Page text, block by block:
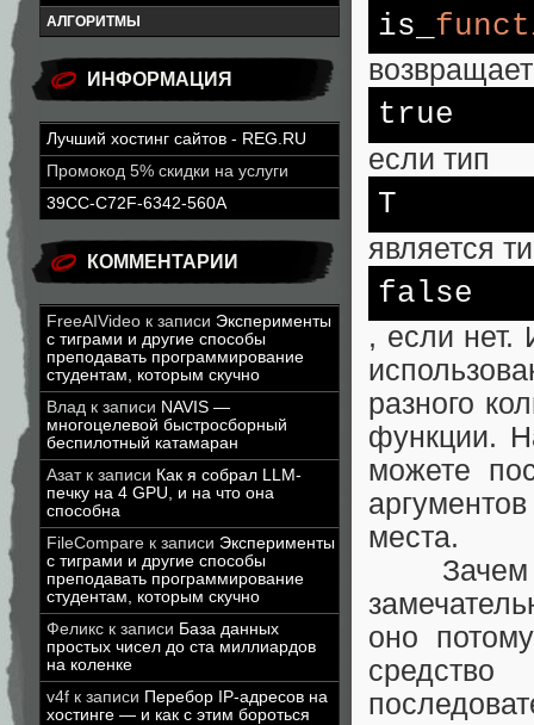
АЛГОРИТМЫ
ИНФОРМАЦИЯ
Лучший хостинг сайтов - REG.RU
Промокод 5% скидки на услуги
39CC-C72F-6342-560A
КОММЕНТАРИИ
FreeAIVideo к записи Эксперименты
с тиграми и другие способы
преподавать программирование
студентам, которым скучно
Влад к записи NAVIS —
многоцелевой быстросборный
беспилотный катамаран
Азатк записи Как я собрал LLM-
печку на 4 GPU, и на что она
способна
FileCompare к записи Эксперименты
с тиграми и другие способы
преподавать программирование
студентам, которым скучно
Феликс к записи База данных
простых чисел до ста миллиардов
на коленке
v4f к записи Перебор IP-адресов на
хостинге — и как с этим бороться
is_
возвращает
true
если тип
T
является
false
, если нет.
разного
функции.
можете
места.
Зачем
оно